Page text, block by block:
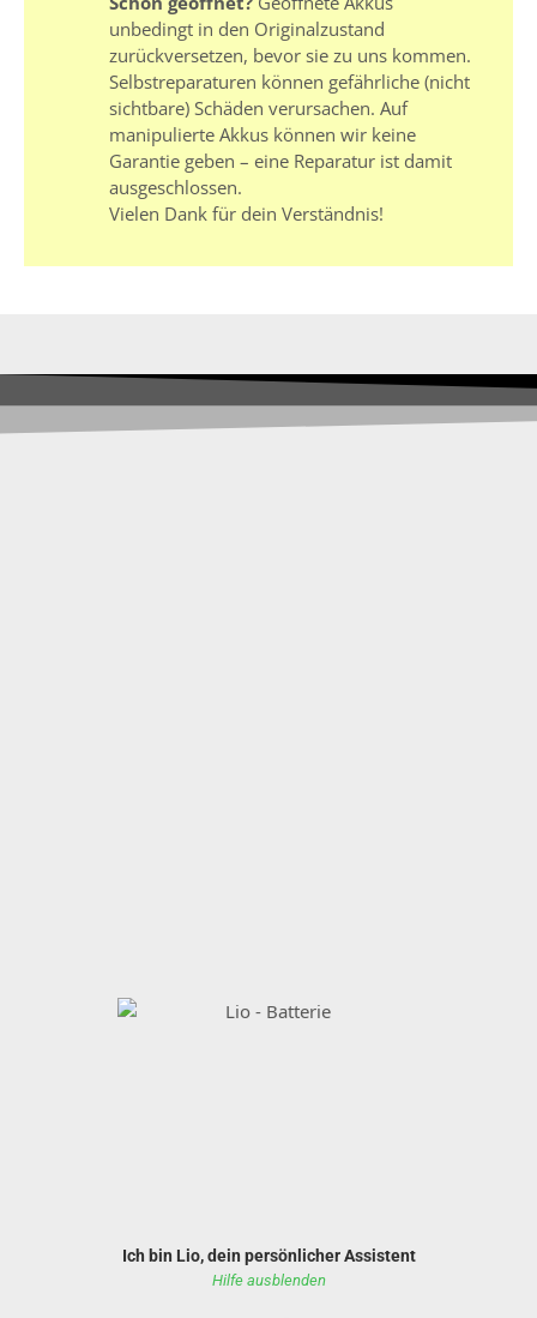
unbedingt in den Originalzustand
zurückversetzen, bevor sie zu uns kommen.
Selbstreparaturen können gefährliche (nicht
sichtbare) Schäden verursachen. Auf
manipulierte Akkus können wir keine
Garantie geben – eine Reparatur ist damit
ausgeschlossen.
Vielen Dank für dein Verständnis!
Ich bin Lio, dein persönlicher Assistent
Hilfe ausblenden